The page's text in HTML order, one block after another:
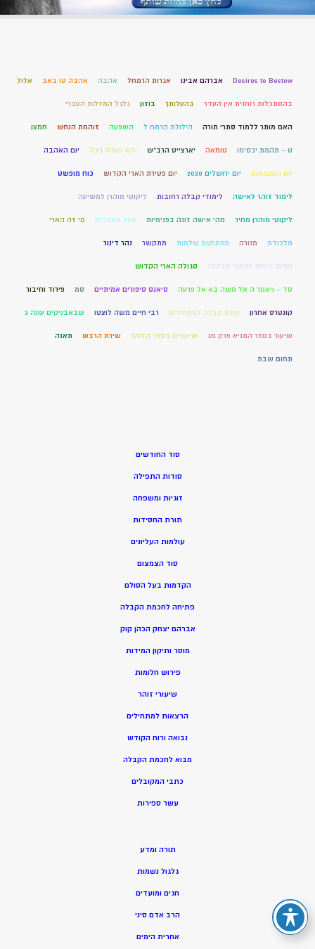
Desires to Bestow אברהם אבינו אגרות הרמחל אהבה אהבה טו באב אלול
בהסתכלות רוחנית אין העדר בהעלותך בוזון גלגל המזלות העברי
האם מותר ללמוד סתרי תורה הילולת הרמח ל השפעה זוהמת הנחש חמצן
ט – תהמת יכסימו טומאה יארצייט הרב"ש יהא שמיה רבה יום האהבה
יום העצמאות יום ירושלים 2020 יום פטירת הארי הקדוש כוח מופשט
לימוד זוהר לאישה לימודי קבלה רחובות ליקוטי מוהרן למשיעה
ליקוטי מוהרן מחיר מהי אישה זונה בפנימיות מזל מאזניים מי זה הארי
מלכודת מנורה מפתחןות שלמות מתקשר נהר דינור
נשים יכולות ללמוד קבלה? סגולה הארי הקדוש
סד – ויאמר ה אל משה בא אל פרעה סיאנס סיפורים אמיתיים סמ פירוד וחיבור
קונטרס אחרון קורס קבלה למתחילים רבי חיים משה לוצטו שבאבניקים עונה 2
שיעור בספר התניא פרק מג שיעורים בספר הזוהר שירת הרבש תאנה
תחום שבת
סוד החודשים
סודות התפילה
זוגיות ומשפחה
תורת החסידות
עולמות העליונים
סוד הצמצום
הקדמות בעל הסולם
פתיחה לחכמת הקבלה
אברהם יצחק הכהן קוק
מוסר ותיקון המידות
פירוש חלומות
שיעורי זוהר
הרצאות למתחילים
נבואה ורוח הקודש
מבוא לחכמת הקבלה
כתבי המקובלים
עשר ספירות
תורה ומדע
גלגול נשמות
חגים ומועדים
הרב אדם סיני
אחרית הימים